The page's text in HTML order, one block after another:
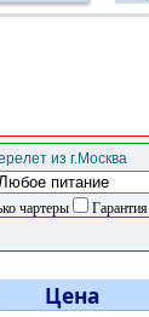
из г.Москва
чартеры
Гарантия
Цена